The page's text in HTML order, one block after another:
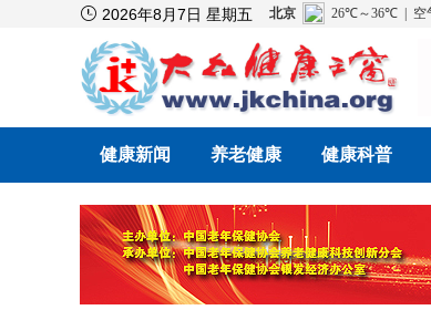
 2026年8月7日 星期五
健康新闻 养老健康 健康科普